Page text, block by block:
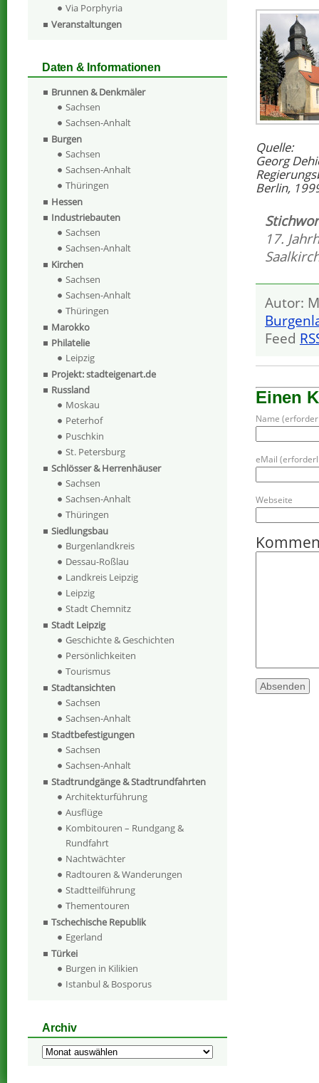
Quelle:
Georg
Berlin,
17.
Autor:
Feed
Einen
Name
eMail
Webseite
Via Porphyria
Veranstaltungen
Daten & Informationen
Brunnen & Denkmäler
Sachsen
Sachsen-Anhalt
Burgen
Sachsen
Sachsen-Anhalt
Thüringen
Hessen
Industriebauten
Sachsen
Sachsen-Anhalt
Kirchen
Sachsen
Sachsen-Anhalt
Thüringen
Marokko
Philatelie
Leipzig
Projekt: stadteigenart.de
Russland
Moskau
Peterhof
Puschkin
St. Petersburg
Schlösser & Herrenhäuser
Sachsen
Sachsen-Anhalt
Thüringen
Siedlungsbau
Burgenlandkreis
Dessau-Roßlau
Landkreis Leipzig
Leipzig
Stadt Chemnitz
Stadt Leipzig
Geschichte & Geschichten
Persönlichkeiten
Tourismus
Stadtansichten
Sachsen
Sachsen-Anhalt
Stadtbefestigungen
Sachsen
Sachsen-Anhalt
Stadtrundgänge & Stadtrundfahrten
Architekturführung
Ausflüge
Kombitouren – Rundgang &
Rundfahrt
Nachtwächter
Radtouren & Wanderungen
Stadtteilführung
Thementouren
Tschechische Republik
Egerland
Türkei
Burgen in Kilikien
Istanbul & Bosporus
Archiv
Archiv